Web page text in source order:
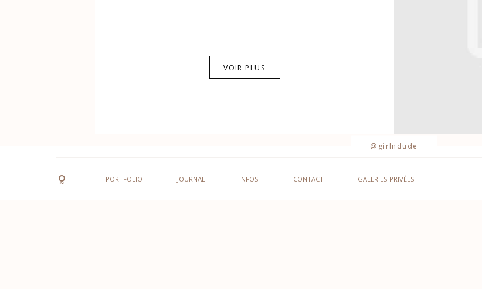
VOIR PLUS
@girlndude
PORTFOLIO JOURNAL INFOS CONTACT GALERIES PRIVÉES